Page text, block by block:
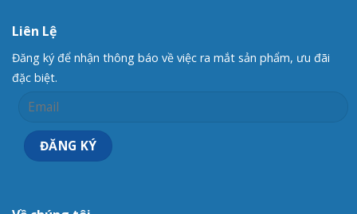
Liên Lệ
Đăng ký để nhận thông báo về việc ra mắt sản phẩm, ưu đãi
đặc biệt.